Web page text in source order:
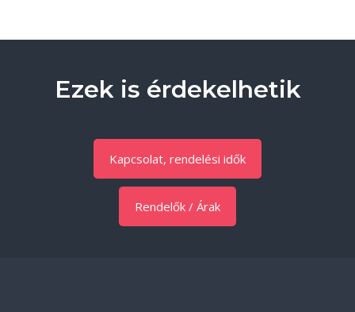
Ezek is érdekelhetik
Kapcsolat, rendelési idők
Rendelők / Árak